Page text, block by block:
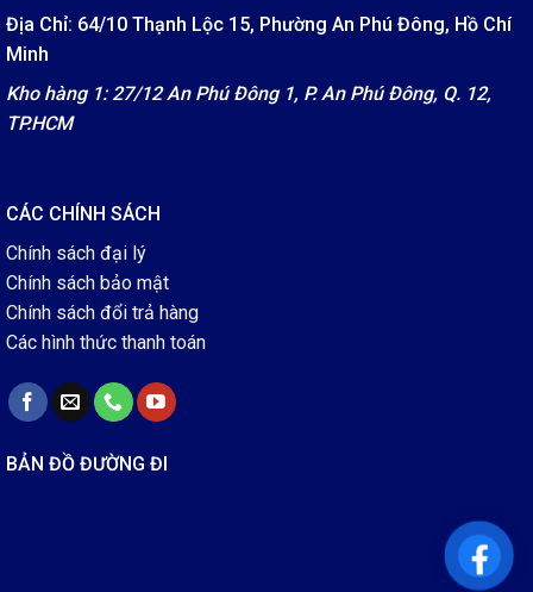
Địa Chỉ: 64/10 Thạnh Lộc 15, Phường An Phú Đông, Hồ Chí
Minh
Kho hàng 1: 27/12 An Phú Đông 1, P. An Phú Đông, Q. 12,
TP.HCM
CÁC CHÍNH SÁCH
Chính sách đại lý
Chính sách bảo mật
Chính sách đổi trả hàng
Các hình thức thanh toán
BẢN ĐỒ ĐƯỜNG ĐI